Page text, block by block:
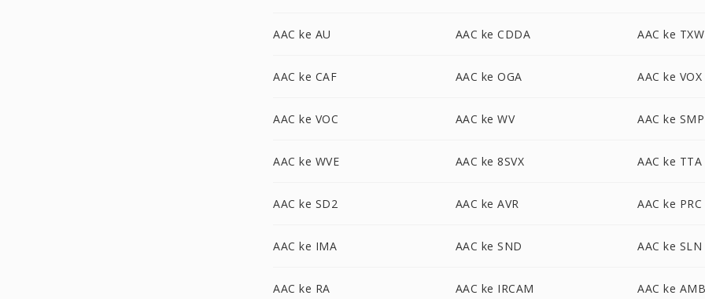
AAC ke AU AAC ke CDDA AAC ke TXW
AAC ke CAF AAC ke OGA AAC ke VOX
AAC ke VOC AAC ke WV AAC ke SMP
AAC ke WVE AAC ke 8SVX AAC ke TTA
AAC ke SD2 AAC ke AVR AAC ke PRC
AAC ke IMA AAC ke SND AAC ke SLN
AAC ke RA AAC ke IRCAM AAC ke